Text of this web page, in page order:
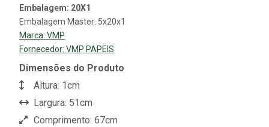
Embalagem: 20X1
Embalagem Master: 5x20x1
Marca: VMP
Fornecedor: VMP PAPEIS
Dimensões do Produto
Altura: 1cm
Largura: 51cm
Comprimento: 67cm